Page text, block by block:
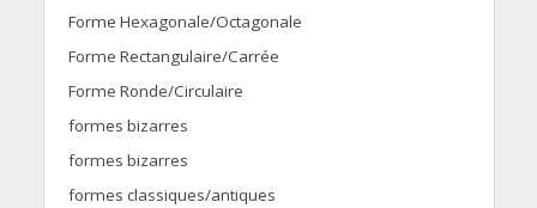
Forme Hexagonale/Octagonale
Forme Rectangulaire/Carrée
Forme Ronde/Circulaire
formes bizarres
formes bizarres
formes classiques/antiques